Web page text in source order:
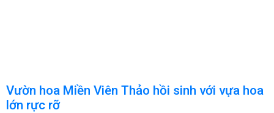
Vườn hoa Miền Viên Thảo hồi sinh với vựa hoa
lớn rực rỡ